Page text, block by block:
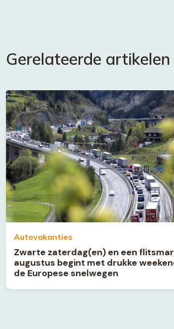
Gerelateerde artikelen
Autovakanties
Zwarte zaterdag(en) en een
augustus begint met drukke
de Europese snelwegen